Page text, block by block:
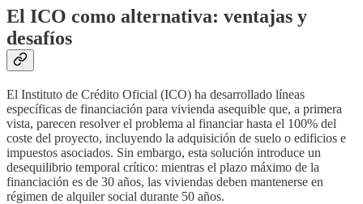
El ICO como alternativa: ventajas y
desafíos
El Instituto de Crédito Oficial (ICO) ha desarrollado líneas
específicas de financiación para vivienda asequible que, a primera
vista, parecen resolver el problema al financiar hasta el 100% del
coste del proyecto, incluyendo la adquisición de suelo o edificios e
impuestos asociados. Sin embargo, esta solución introduce un
desequilibrio temporal crítico: mientras el plazo máximo de la
financiación es de 30 años, las viviendas deben mantenerse en
régimen de alquiler social durante 50 años.